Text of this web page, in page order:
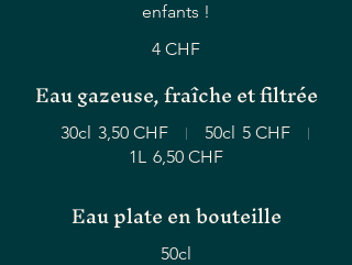
enfants !
4 CHF
Eau gazeuse, fraîche et filtrée
30cl 3,50 CHF 50cl 5 CHF
1L 6,50 CHF
Eau plate en bouteille
50cl